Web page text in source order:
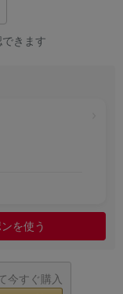
きます
を使う
今すぐ購入